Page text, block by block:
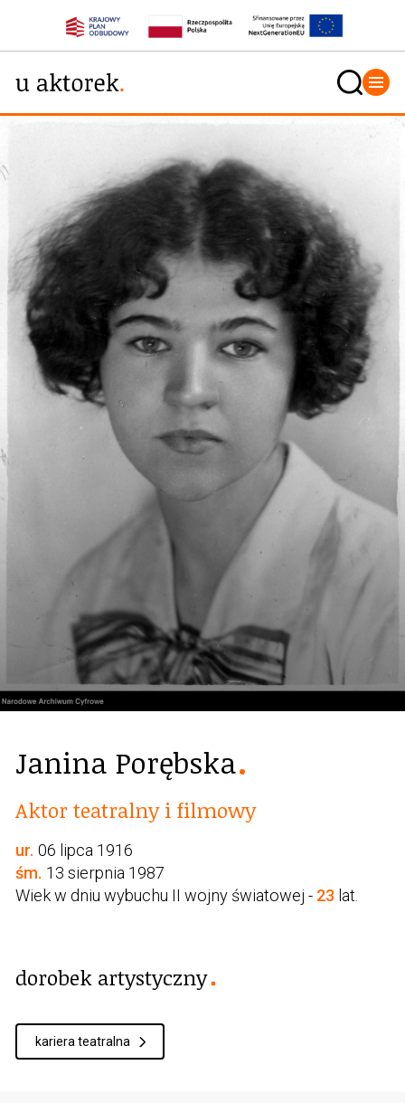
Janina Porębska
Aktor teatralny i filmowy
ur. 06 lipca 1916
śm. 13 sierpnia 1987
Wiek w dniu wybuchu II wojny światowej - 23 lat.
dorobek artystyczny
kariera teatralna